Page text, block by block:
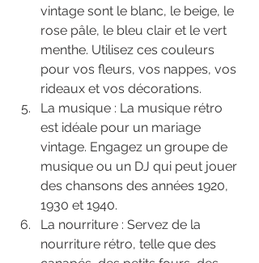
vintage sont le blanc, le beige, le
rose pâle, le bleu clair et le vert
menthe. Utilisez ces couleurs
pour vos fleurs, vos nappes, vos
rideaux et vos décorations.
La musique : La musique rétro
est idéale pour un mariage
vintage. Engagez un groupe de
musique ou un DJ qui peut jouer
des chansons des années 1920,
1930 et 1940.
La nourriture : Servez de la
nourriture rétro, telle que des